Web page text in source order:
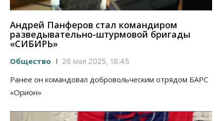
Андрей Панферов стал командиром
разведывательно-штурмовой бригады
«СИБИРЬ»
Общество 26 мая 2025, 18:45
Ранее он командовал добровольческим отрядом БАРС
«Орион»